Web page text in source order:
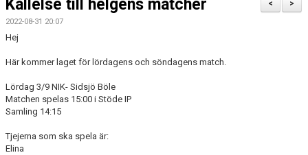
BILDGALLERI
DOKUMENT
>
<
Kallelse till helgens matcher
2022-08-31 20:07
Hej
Här kommer laget för lördagens och söndagens match.
Lördag 3/9 NIK- Sidsjö Böle
Matchen spelas 15:00 i Stöde IP
Samling 14:15
Tjejerna som ska spela är:
Elina